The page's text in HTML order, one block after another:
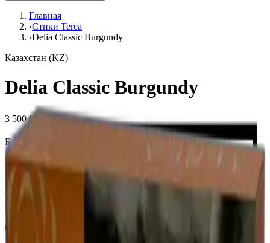
Главная
›Стики Terea
›Delia Classic Burgundy
Казахстан (KZ)
Delia Classic Burgundy
3 500 ₽
Блок (10 пачек):
Нет в наличии
Характеристики
Бренд
Страна